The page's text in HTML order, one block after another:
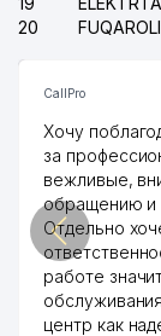
20
CallPro
Хочу
за
вежливые,
обращению и
Отдельно
работе
центр как